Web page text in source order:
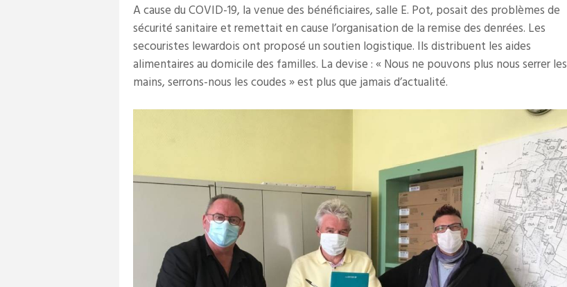
A cause du COVID-19, la venue des bénéficiaires, salle E. Pot, posait des problèmes de
sécurité sanitaire et remettait en cause l’organisation de la remise des denrées. Les
secouristes lewardois ont proposé un soutien logistique. Ils distribuent les aides
alimentaires au domicile des familles. La devise : « Nous ne pouvons plus nous serrer les
mains, serrons-nous les coudes » est plus que jamais d’actualité.